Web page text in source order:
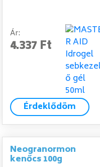
Ár:
4.337 Ft
Érdeklődöm
Neogranormon
kenőcs 100g